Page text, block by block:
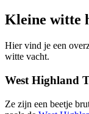
Kleine witte
Hier vind je een
witte vacht.
West Highland
Ze zijn een beetje